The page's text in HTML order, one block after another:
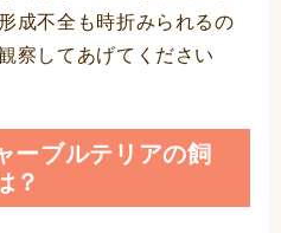
成不全も時折みられるの
察してあげてください
ーブルテリアの飼
？